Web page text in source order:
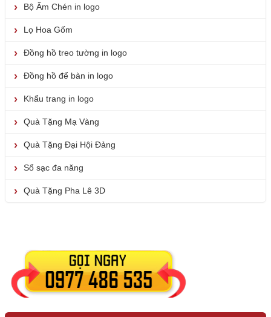
Bộ Ấm Chén in logo
Lọ Hoa Gốm
Đồng hồ treo tường in logo
Đồng hồ để bàn in logo
Khẩu trang in logo
Quà Tặng Mạ Vàng
Quà Tặng Đại Hội Đảng
Sổ sạc đa năng
Quà Tặng Pha Lê 3D